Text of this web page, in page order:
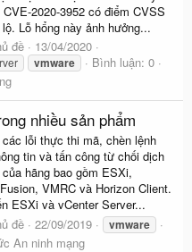
2020-3952 có điểm CVSS
Lỗ hổng này ảnh hưởng...
đề 13/04/2020
vmware
Bình luận: 0
nhiều sản phẩm
lỗi thực thi mã, chèn lệnh
tin và tấn công từ chối dịch
hãng bao gồm ESXi,
VMRC và Horizon Client.
ESXi và vCenter Server...
đề 22/09/2019 vmware
An ninh mạng